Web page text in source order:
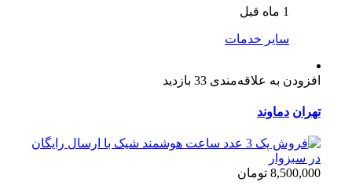
1 ماه قبل
سایر خدمات
افزودن به علاقه‌مندی 33 بازدید
تهران دماوند
8,500,000 تومان